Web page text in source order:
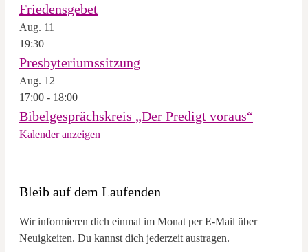
Friedensgebet
Aug. 11
19:30
Presbyteriumssitzung
Aug. 12
17:00 - 18:00
Bibelgesprächskreis „Der Predigt voraus“
Kalender anzeigen
Bleib auf dem Laufenden
Wir informieren dich einmal im Monat per E-Mail über
Neuigkeiten. Du kannst dich jederzeit austragen.